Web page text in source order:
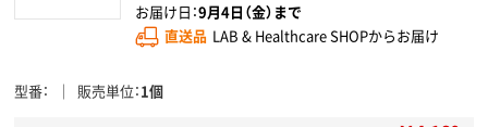
お届け日：9月4日（金）まで
直送品 LAB & Healthcare SHOPからお届け
型番 販売単位 1個